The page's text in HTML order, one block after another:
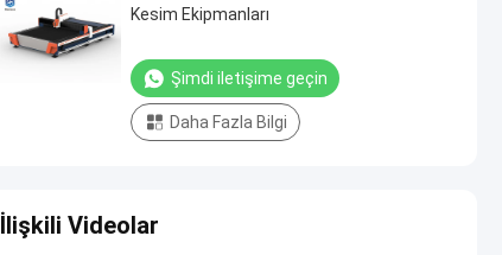
Kesim Ekipmanları
Şimdi iletişime geçin
Daha Fazla Bilgi
İlişkili Videolar